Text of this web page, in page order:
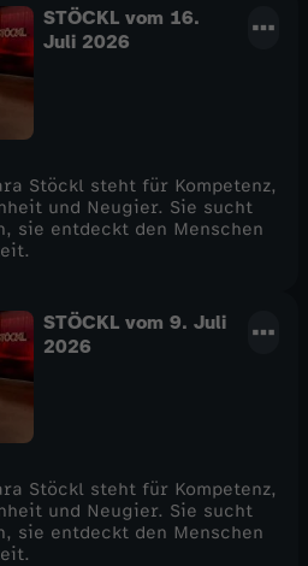
STÖCKL vom 16.
Juli 2026
Stöckl steht für Kompetenz,
und Neugier. Sie sucht
sie entdeckt den Menschen
STÖCKL vom 9. Juli
2026
Stöckl steht für Kompetenz,
und Neugier. Sie sucht
sie entdeckt den Menschen